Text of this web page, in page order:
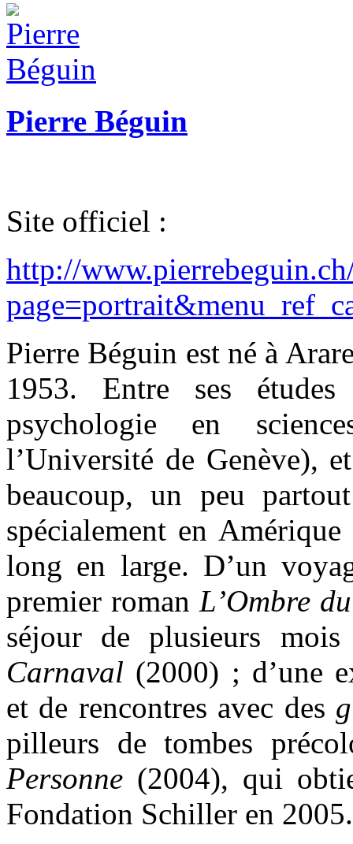
Pierre Béguin
Site officiel :
http://
Pierre Béguin est né à
1953. Entre ses
psychologie en
l’Université de Genève),
beaucoup, un peu
spécialement en
long en large. D’un
premier roman L’Ombre
séjour de plusieurs
Carnaval (2000) ; d’une
et de rencontres avec des
pilleurs de tombes
Personne (2004), qui
Fondation Schiller en 2005.